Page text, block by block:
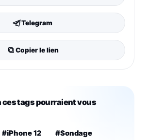
Telegram
Copier le lien
ces tags pourraient vous
#iPhone 12 #Sondage